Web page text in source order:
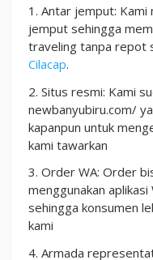
1. Antar jemput: Kami
jemput sehingga
traveling tanpa repot
Cilacap.
2. Situs resmi: Kami
newbanyubiru.com/
kapanpun untuk
kami tawarkan
3. Order WA: Order
menggunakan
sehingga konsumen
kami
4. Armada